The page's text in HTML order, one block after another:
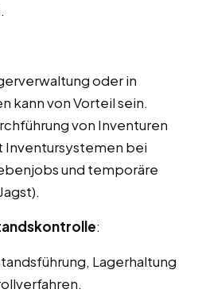
oder in
kann von Vorteil sein.
von Inventuren
Inventursystemen bei
und temporäre
:
Lagerhaltung